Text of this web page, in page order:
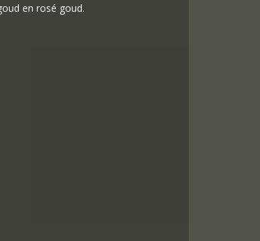
en rosé goud.